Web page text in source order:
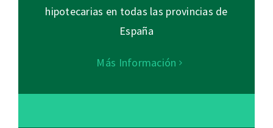
hipotecarias en todas las provincias de
España
Más Información